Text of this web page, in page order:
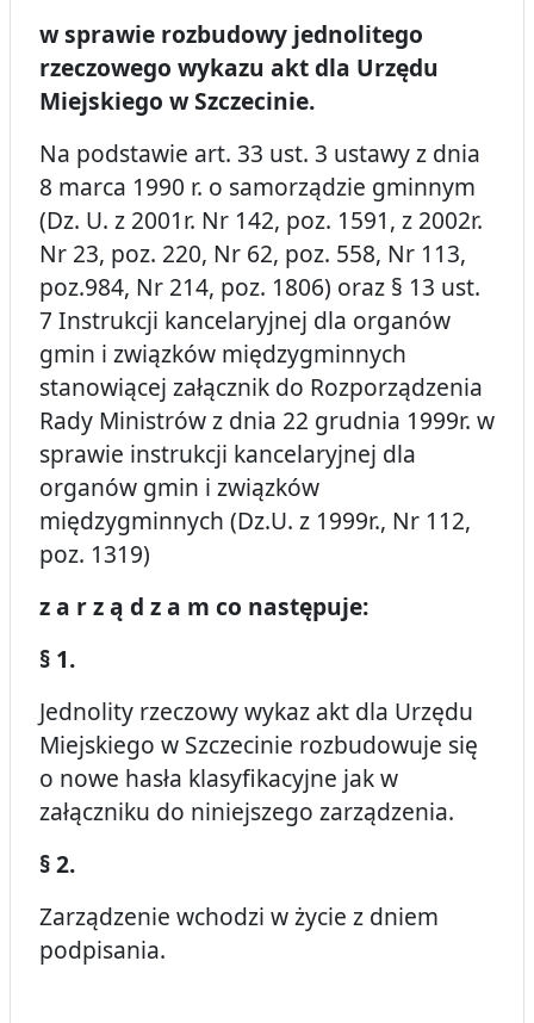
w sprawie rozbudowy jednolitego
rzeczowego wykazu akt dla Urzędu
Miejskiego w Szczecinie.
Na podstawie art. 33 ust. 3 ustawy z dnia
8 marca 1990 r. o samorządzie gminnym
(Dz. U. z 2001r. Nr 142, poz. 1591, z 2002r.
Nr 23, poz. 220, Nr 62, poz. 558, Nr 113,
poz.984, Nr 214, poz. 1806) oraz § 13 ust.
7 Instrukcji kancelaryjnej dla organów
gmin i związków międzygminnych
stanowiącej załącznik do Rozporządzenia
Rady Ministrów z dnia 22 grudnia 1999r. w
sprawie instrukcji kancelaryjnej dla
organów gmin i związków
międzygminnych (Dz.U. z 1999r., Nr 112,
poz. 1319)
z a r z ą d z a m co następuje:
§ 1.
Jednolity rzeczowy wykaz akt dla Urzędu
Miejskiego w Szczecinie rozbudowuje się
o nowe hasła klasyfikacyjne jak w
załączniku do niniejszego zarządzenia.
§ 2.
Zarządzenie wchodzi w życie z dniem
podpisania.